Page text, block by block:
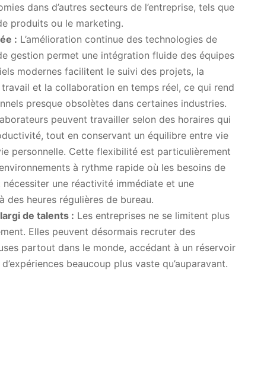
dans d’autres secteurs de l’entreprise, tels que
produits ou le marketing.
: L’amélioration continue des technologies de
gestion permet une intégration fluide des équipes
modernes facilitent le suivi des projets, la
et la collaboration en temps réel, ce qui rend
presque obsolètes dans certaines industries.
peuvent travailler selon des horaires qui
tout en conservant un équilibre entre vie
personnelle. Cette flexibilité est particulièrement
à rythme rapide où les besoins de
nécessiter une réactivité immédiate et une
des heures régulières de bureau.
de talents : Les entreprises ne se limitent plus
Elles peuvent désormais recruter des
partout dans le monde, accédant à un réservoir
beaucoup plus vaste qu’auparavant.